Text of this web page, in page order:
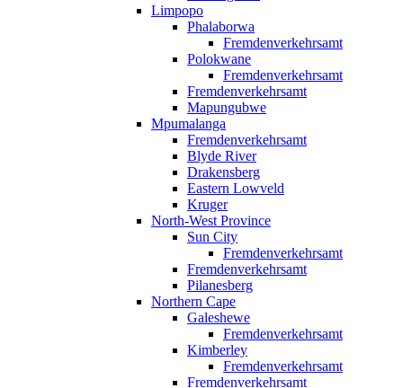
Limpopo
Phalaborwa
Fremdenverkehrsamt
Polokwane
Fremdenverkehrsamt
Fremdenverkehrsamt
Mapungubwe
Mpumalanga
Fremdenverkehrsamt
Blyde River
Drakensberg
Eastern Lowveld
Kruger
North-West Province
Sun City
Fremdenverkehrsamt
Fremdenverkehrsamt
Pilanesberg
Northern Cape
Galeshewe
Fremdenverkehrsamt
Kimberley
Fremdenverkehrsamt
Fremdenverkehrsamt